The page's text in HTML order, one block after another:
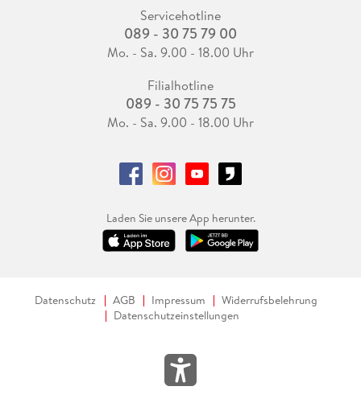
Servicehotline
089 - 30 75 79 00
Mo. - Sa. 9.00 - 18.00 Uhr
Filialhotline
089 - 30 75 75 75
Mo. - Sa. 9.00 - 18.00 Uhr
Laden Sie unsere App herunter.
Datenschutz AGB Impressum
Widerrufsbelehrung
Datenschutzeinstellungen